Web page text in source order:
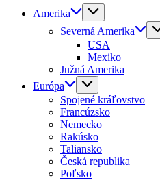
Amerika
Severná Amerika
USA
Mexiko
Južná Amerika
Európa
Spojené kráľovstvo
Francúzsko
Nemecko
Rakúsko
Taliansko
Česká republika
Poľsko